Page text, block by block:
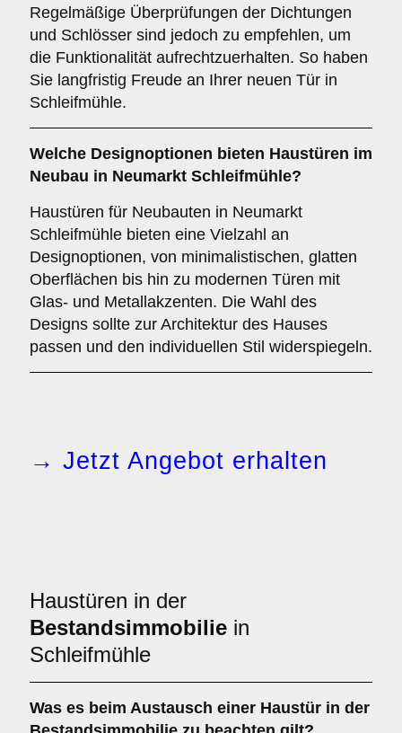
Regelmäßige Überprüfungen der Dichtungen
und Schlösser sind jedoch zu empfehlen, um
die Funktionalität aufrechtzuerhalten. So haben
Sie langfristig Freude an Ihrer neuen Tür in
Schleifmühle.
Welche Designoptionen bieten Haustüren im
Neubau in Neumarkt Schleifmühle?
Haustüren für Neubauten in Neumarkt
Schleifmühle bieten eine Vielzahl an
Designoptionen, von minimalistischen, glatten
Oberflächen bis hin zu modernen Türen mit
Glas- und Metallakzenten. Die Wahl des
Designs sollte zur Architektur des Hauses
passen und den individuellen Stil widerspiegeln.
→ Jetzt Angebot erhalten
Haustüren in der
Bestandsimmobilie in
Schleifmühle
Was es beim Austausch einer Haustür in der